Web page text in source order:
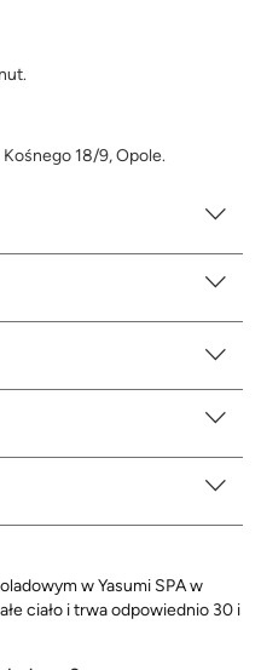
18/9, Opole.
w Yasumi SPA w
ciało i trwa odpowiednio 30 i